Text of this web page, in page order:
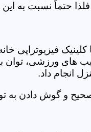
حتماً نسبت به این
فیزیوتراپی
ورزشی، توان
انجام داد.
و گوش دادن به